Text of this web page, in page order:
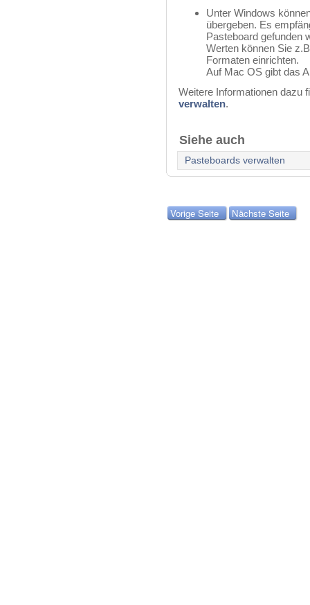
Unter Windows
übergeben. Es
Pasteboard gefunden
Werten können Sie
Formaten einrichten.
Auf Mac OS gibt das
Weitere Informationen dazu
verwalten.
Siehe auch
Pasteboards verwalten
Vorige Seite Nächste Seite